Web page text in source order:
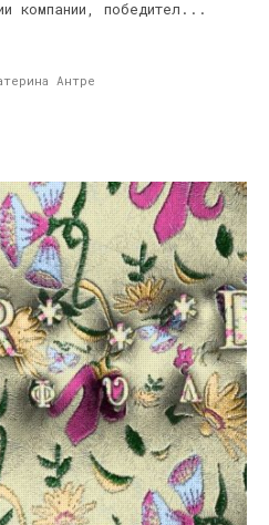
компании, победител...
Антре